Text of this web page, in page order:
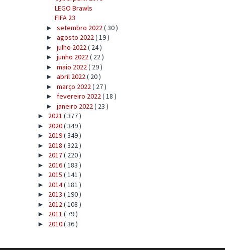
LEGO Brawls
FIFA 23
► setembro 2022( 30 )
► agosto 2022( 19 )
► julho 2022( 24 )
► junho 2022( 22 )
► maio 2022( 29 )
► abril 2022( 20 )
► março 2022( 27 )
► fevereiro 2022( 18 )
► janeiro 2022( 23 )
► 2021 ( 377 )
► 2020( 349 )
► 2019( 349 )
► 2018 ( 322 )
► 2017( 220 )
► 2016( 183 )
► 2015 ( 141 )
► 2014( 181 )
► 2013 ( 190 )
► 2012( 108 )
► 2011 ( 79 )
► 2010( 36 )